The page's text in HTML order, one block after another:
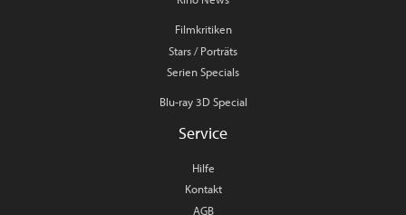
Filmkritiken
Stars / Porträts
Serien Specials
Blu-ray 3D Special
Service
Hilfe
Kontakt
AGB